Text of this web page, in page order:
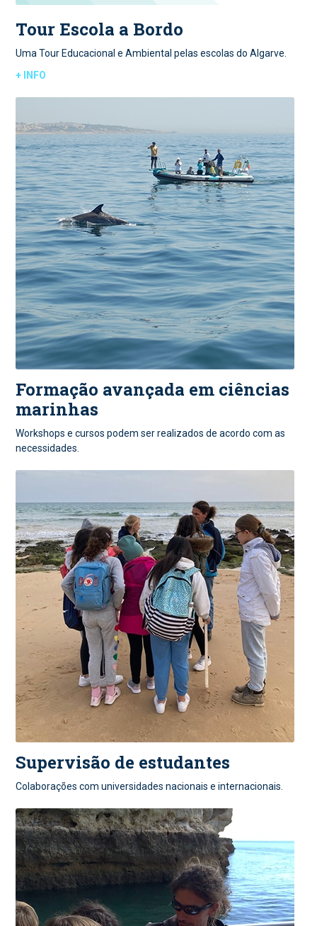
Tour Escola a Bordo
Uma Tour Educacional e Ambiental pelas escolas do Algarve.
+ INFO
Formação avançada em ciências
marinhas
Workshops e cursos podem ser realizados de acordo com as
necessidades.
Supervisão de estudantes
Colaborações com universidades nacionais e internacionais.